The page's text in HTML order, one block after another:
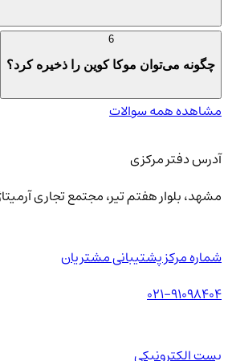
چگونه می‌توان موکا کوین را ذخیره کرد؟
مشاهده همه سوالات
آدرس دفتر مرکزی
مشهد، بلوار هفتم تیر، مجتمع تجاری آرمیتاژ
شماره مرکز پشتیبانی مشتریان
021-91098404
پست الکترونیکی